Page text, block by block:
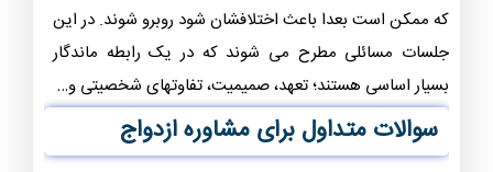
که ممکن است بعدا باعث اختلافشان شود روبرو شوند. در این
جلسات مسائلی مطرح می شوند که در یک رابطه ماندگار
بسیار اساسی هستند؛ تعهد، صمیمیت، تفاوتهای شخصیتی و…
سوالات متداول برای مشاوره ازدواج